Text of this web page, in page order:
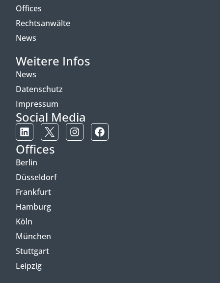
Offices
Rechtsanwälte
News
Weitere Infos
News
Datenschutz
Impressum
Social Media
Offices
Berlin
Düsseldorf
Frankfurt
Hamburg
Köln
München
Stuttgart
Leipzig